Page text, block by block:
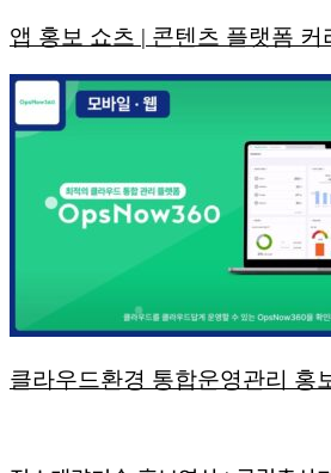
앱 홍보 쇼츠 | 콘텐츠 플랫폼
클라우드환경 통합운영관리 홍